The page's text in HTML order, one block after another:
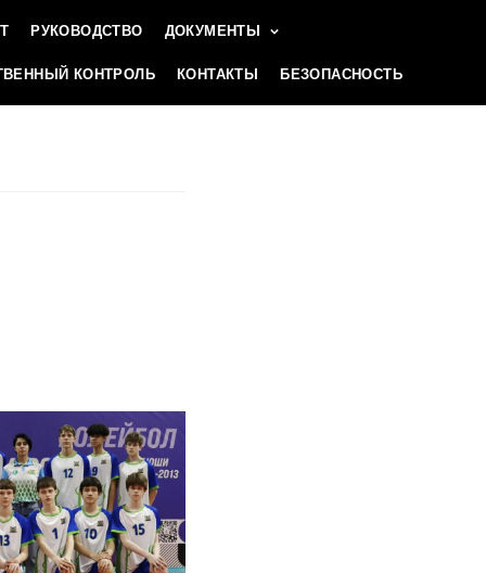
РУКОВОДСТВО ДОКУМЕНТЫ
КОНТРОЛЬ КОНТАКТЫ БЕЗОПАСНОСТЬ